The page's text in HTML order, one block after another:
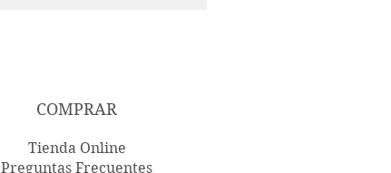
COMPRAR
Tienda Online
Preguntas Frecuentes